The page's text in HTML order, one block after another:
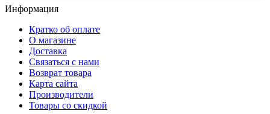
Информация
Кратко об оплате
О магазине
Доставка
Связаться с нами
Возврат товара
Карта сайта
Производители
Товары со скидкой